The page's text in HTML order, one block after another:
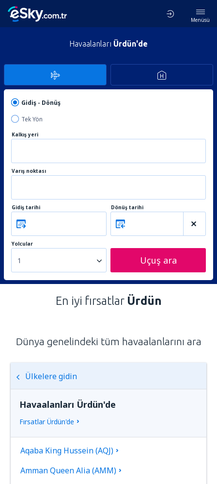
Menüsü
Havaalanları Ürdün'de
Gidiş - Dönüş
Tek Yön
Kalkış yeri
Varış noktası
Gidiş tarihi Dönüş tarihi
Yolcular
1 Uçuş ara
En iyi fırsatlar Ürdün
Dünya genelindeki tüm havaalanlarını ara
Ülkelere gidin
Havaalanları Ürdün'de
Fırsatlar Ürdün'de
Aqaba King Hussein (AQJ)
Amman Queen Alia (AMM)